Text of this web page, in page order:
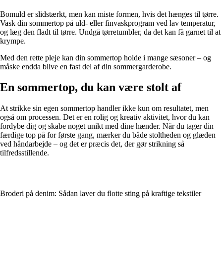
Bomuld er slidstærkt, men kan miste formen, hvis det hænges til tørre.
Vask din sommertop på uld- eller finvaskprogram ved lav temperatur,
og læg den fladt til tørre. Undgå tørretumbler, da det kan få garnet til at
krympe.
Med den rette pleje kan din sommertop holde i mange sæsoner – og
måske endda blive en fast del af din sommergarderobe.
En sommertop, du kan være stolt af
At strikke sin egen sommertop handler ikke kun om resultatet, men
også om processen. Det er en rolig og kreativ aktivitet, hvor du kan
fordybe dig og skabe noget unikt med dine hænder. Når du tager din
færdige top på for første gang, mærker du både stoltheden og glæden
ved håndarbejde – og det er præcis det, der gør strikning så
tilfredsstillende.
Broderi på denim: Sådan laver du flotte sting på kraftige tekstiler